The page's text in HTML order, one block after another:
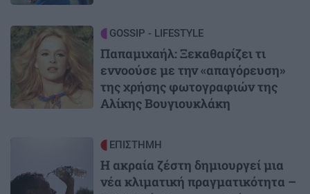
Image GOSSIP - LIFESTYLE
Παπαμιχαήλ: Ξεκαθαρίζει τι
εννοούσε με την «απαγόρευση»
της χρήσης φωτογραφιών της
Αλίκης Βουγιουκλάκη
ΕΠΙΣΤΗΜΗ
Η ακραία ζέστη δημιουργεί μια
νέα κλιματική πραγματικότητα –